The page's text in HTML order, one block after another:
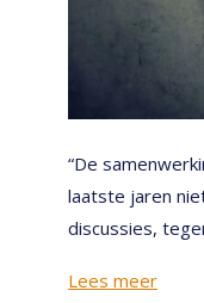
“De
laatste jaren
discussies,
Lees meer